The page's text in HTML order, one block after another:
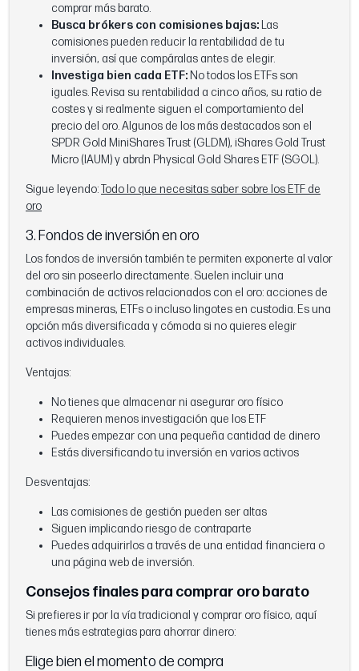
comprar más barato.
Busca brókers con comisiones bajas: Las
comisiones pueden reducir la rentabilidad de tu
inversión, así que compáralas antes de elegir.
Investiga bien cada ETF: No todos los ETFs son
iguales. Revisa su rentabilidad a cinco años, su ratio de
costes y si realmente siguen el comportamiento del
precio del oro. Algunos de los más destacados son el
SPDR Gold MiniShares Trust (GLDM), iShares Gold Trust
Micro (IAUM) y abrdn Physical Gold Shares ETF (SGOL).
Sigue leyendo:Todo lo que necesitas saber sobre los ETF de
oro
3. Fondos de inversión en oro
Los fondos de inversión también te permiten exponerte al valor
del oro sin poseerlo directamente. Suelen incluir una
combinación de activos relacionados con el oro: acciones de
empresas mineras, ETFs o incluso lingotes en custodia. Es una
opción más diversificada y cómoda si no quieres elegir
activos individuales.
Ventajas:
No tienes que almacenar ni asegurar oro físico
Requieren menos investigación que los ETF
Puedes empezar con una pequeña cantidad de dinero
Estás diversificando tu inversión en varios activos
Desventajas:
Las comisiones de gestión pueden ser altas
Siguen implicando riesgo de contraparte
Puedes adquirirlos a través de una entidad financiera o
una página web de inversión.
Consejos finales para comprar oro barato
Si prefieres ir por la vía tradicional y comprar oro físico, aquí
tienes más estrategias para ahorrar dinero:
Elige bien el momento de compra